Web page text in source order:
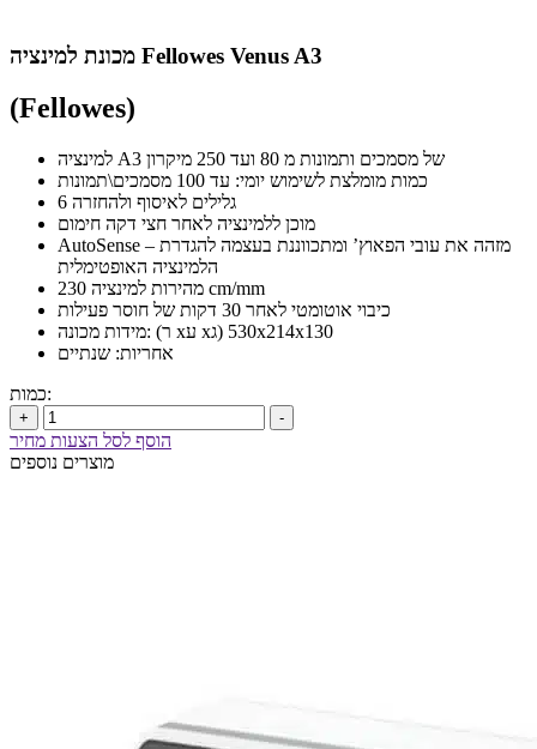
מכונת למינציה Fellowes Venus A3
(Fellowes)
למינציה A3 של מסמכים ותמונות מ 80 ועד 250 מיקרון
כמות מומלצת לשימוש יומי: עד 100 מסמכים\תמונות
6 גלילים לאיסוף ולהחזרה
מוכן ללמינציה לאחר חצי דקה חימום
AutoSense – מזהה את עובי הפאוץ’ ומתכווננת בעצמה להגדרת
הלמינציה האופטימלית
מהירות למינציה 230 cm/mm
כיבוי אוטומטי לאחר 30 דקות של חוסר פעילות
מידות מכונה: (ר xע xג) 530x214x130
אחריות: שנתיים
כמות:
+ -
הוסף לסל הצעות מחיר
מוצרים נוספים